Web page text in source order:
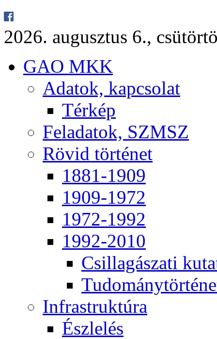
2026. au­gusz­tus 6.,
GAO MKK
Ada­tok, kap­cso­lat
Tér­kép
Fel­ada­tok, SZMSZ
Rö­vid tör­té­net
1881-1909
1909-1972
1972-1992
1992-2010
Csil­la­gá­sza­ti
Inf­ra­struk­tú­ra
Ész­le­lés